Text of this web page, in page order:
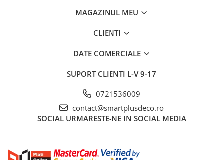
MAGAZINUL MEU
CLIENTI
DATE COMERCIALE
SUPORT CLIENTI L-V 9-17
0721536009
contact@smartplusdeco.ro
SOCIAL URMARESTE-NE IN SOCIAL MEDIA